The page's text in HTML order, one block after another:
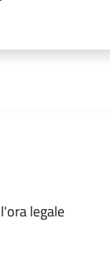
legale